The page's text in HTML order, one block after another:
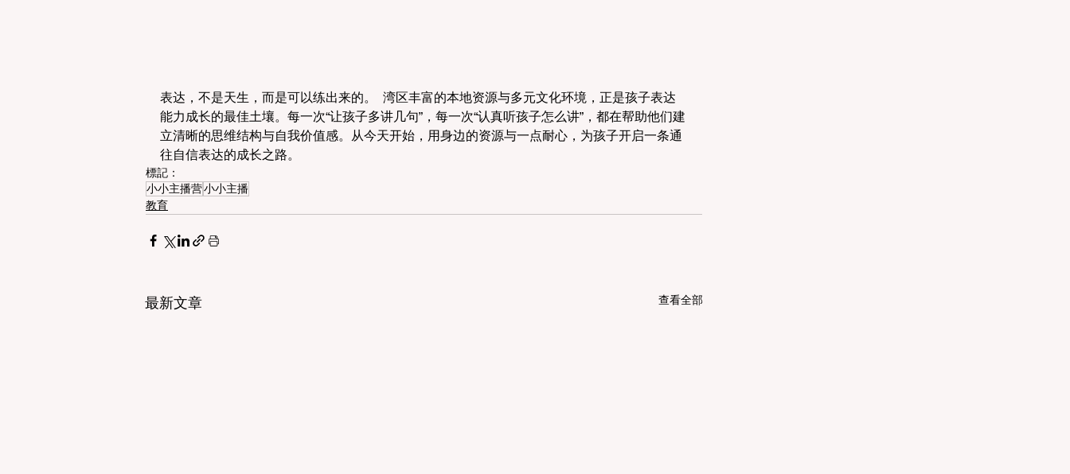
表达，不是天生，而是可以练出来的。  湾区丰富的本地资源与多元文化环境，正是孩子表达
能力成长的最佳土壤。每一次“让孩子多讲几句”，每一次“认真听孩子怎么讲”，都在帮助他们建
立清晰的思维结构与自我价值感。从今天开始，用身边的资源与一点耐心，为孩子开启一条通
往自信表达的成长之路。
標記：
小小主播营小小主播
教育
最新文章 查看全部